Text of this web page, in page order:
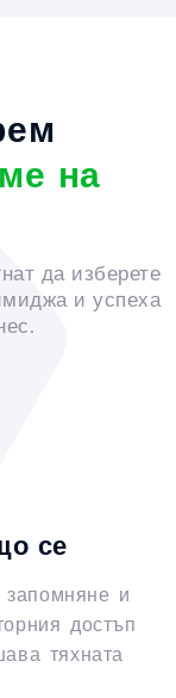
на
да изберете
и успеха
се
и
достъп
тяхната